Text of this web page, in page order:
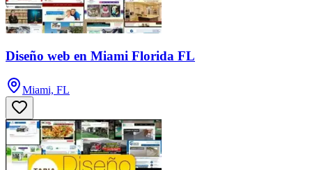
Diseño web en Miami Florida FL
Miami, FL